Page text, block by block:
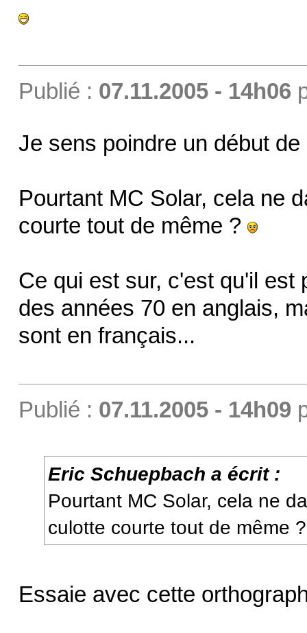
Publié : 07.11.2005 - 14h06
Je sens poindre un début
Pourtant MC Solar, cela ne
courte tout de même ?
Ce qui est sur, c'est qu'il est
des années 70 en anglais,
sont en français...
Publié : 07.11.2005 - 14h09
Eric Schuepbach a écrit :
Pourtant MC Solar, cela ne
culotte courte tout de même
Essaie avec cette